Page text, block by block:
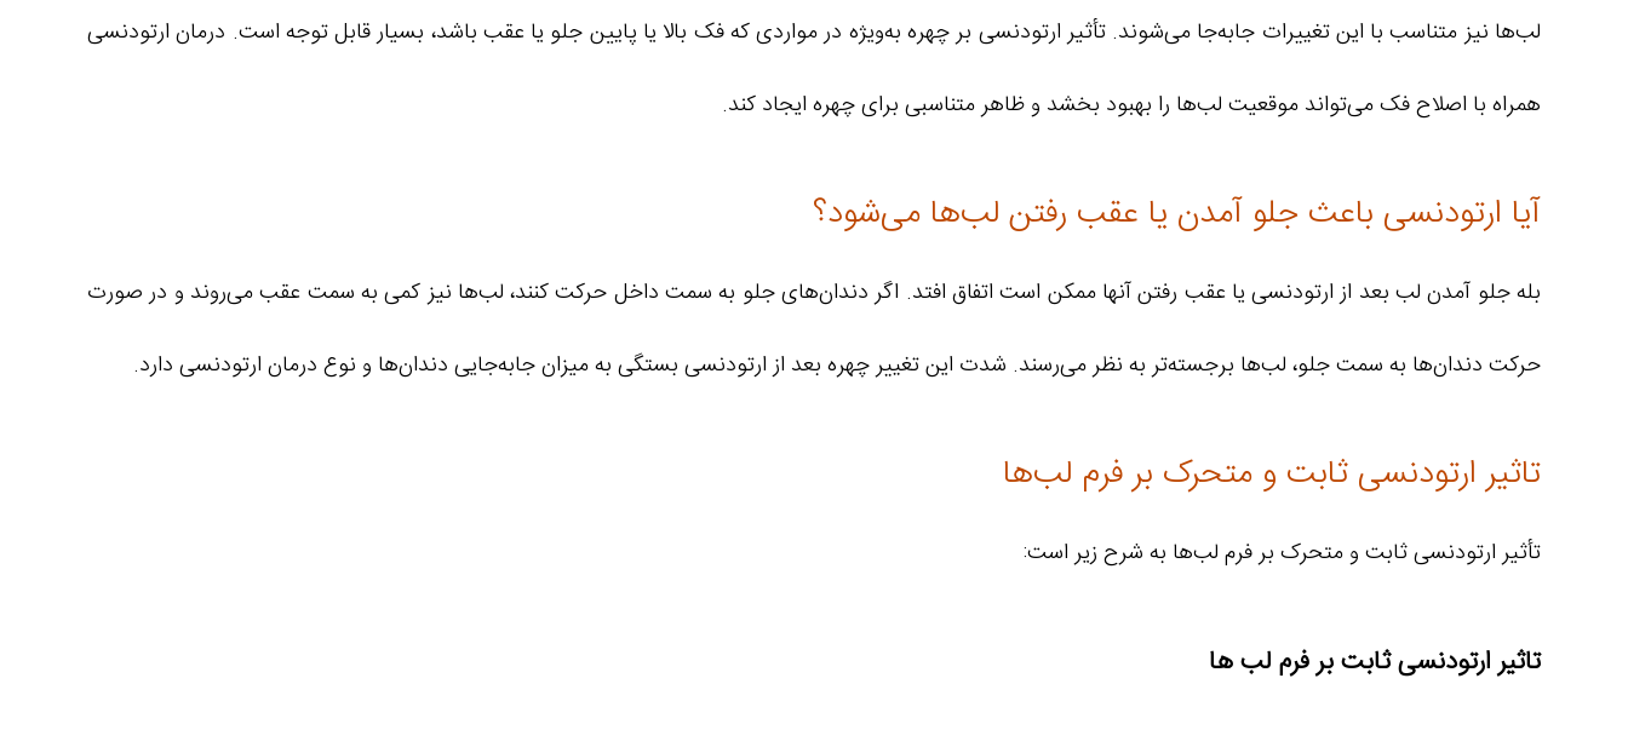
لب‌ها نیز متناسب با این تغییرات جابه‌جا می‌شوند. تأثیر ارتودنسی بر چهره به‌ویژه در مواردی که فک بالا یا پایین جلو یا عقب باشد، بسیار قابل توجه است. درمان ارتودنسی
همراه با اصلاح فک می‌تواند موقعیت لب‌ها را بهبود بخشد و ظاهر متناسبی برای چهره ایجاد کند.
آیا ارتودنسی باعث جلو آمدن یا عقب رفتن لب‌ها می‌شود؟
بله جلو آمدن لب بعد از ارتودنسی یا عقب رفتن آنها ممکن است اتفاق افتد. اگر دندان‌های جلو به سمت داخل حرکت کنند، لب‌ها نیز کمی به سمت عقب می‌روند و در صورت
حرکت دندان‌ها به سمت جلو، لب‌ها برجسته‌تر به نظر می‌رسند. شدت این تغییر چهره بعد از ارتودنسی بستگی به میزان جابه‌جایی دندان‌ها و نوع درمان ارتودنسی دارد.
تاثیر ارتودنسی ثابت و متحرک بر فرم لب‌ها
تأثیر ارتودنسی ثابت و متحرک بر فرم لب‌ها به شرح زیر است:
تاثیر ارتودنسی ثابت بر فرم لب ها